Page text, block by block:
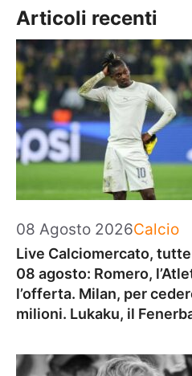
Articoli recenti
08 Agosto 2026Calcio
Live Calciomercato,
08 agosto: Romero,
l’offerta. Milan, per
milioni. Lukaku, il